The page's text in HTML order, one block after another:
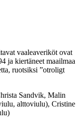
vaaleaveriköt ovat
ja kiertäneet maailmaa
ruotsiksi ”otroligt
Sandvik, Malin
alttoviulu), Cristine